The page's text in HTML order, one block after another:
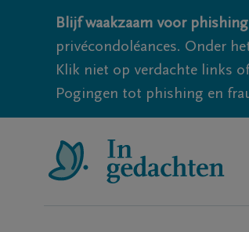
Blijf waakzaam voor
privécondoléances. Onder
Klik niet op verdachte links
Pogingen tot phishing en